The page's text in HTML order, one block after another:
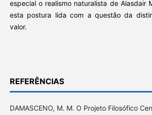
especial o realismo naturalista de Alasdair
esta postura lida com a questão da
valor.
REFERÊNCIAS
DAMASCENO, M. M. O Projeto Filosófico